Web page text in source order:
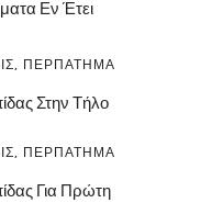
Εν Έτει
, ΠΕΡΠΑΤΗΜΑ
Στην Τήλο
, ΠΕΡΠΑΤΗΜΑ
Για Πρώτη